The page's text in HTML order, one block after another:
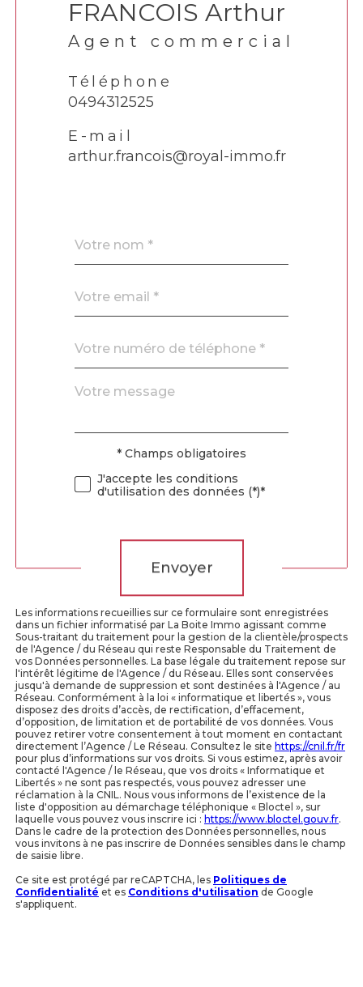
FRANCOIS Arthur
Agent commercial
Téléphone
0494312525
E-mail
arthur.francois@royal-immo.fr
par
*
*
*
Fieldset
Message
*
Validation* Champs obligatoires
J'accepte les conditions
d'utilisation des données (*)*
Envoyer
Les informations recueillies sur ce formulaire sont enregistrées
dans un fichier informatisé par La Boite Immo agissant comme
Sous-traitant du traitement pour la gestion de la clientèle/prospects
de l'Agence / du Réseau qui reste Responsable du Traitement de
vos Données personnelles. La base légale du traitement repose sur
l'intérêt légitime de l'Agence / du Réseau. Elles sont conservées
jusqu'à demande de suppression et sont destinées à l'Agence / au
Réseau. Conformément à la loi « informatique et libertés », vous
disposez des droits d’accès, de rectification, d’effacement,
d’opposition, de limitation et de portabilité de vos données. Vous
pouvez retirer votre consentement à tout moment en contactant
directement l’Agence / Le Réseau. Consultez le site https://cnil.fr/fr
pour plus d’informations sur vos droits. Si vous estimez, après avoir
contacté l'Agence / le Réseau, que vos droits « Informatique et
Libertés » ne sont pas respectés, vous pouvez adresser une
réclamation à la CNIL. Nous vous informons de l’existence de la
liste d'opposition au démarchage téléphonique « Bloctel », sur
laquelle vous pouvez vous inscrire ici : https://www.bloctel.gouv.fr.
Dans le cadre de la protection des Données personnelles, nous
vous invitons à ne pas inscrire de Données sensibles dans le champ
de saisie libre.
Ce site est protégé par reCAPTCHA, les Politiques de
Confidentialité et es Conditions d'utilisation de Google
s'appliquent.